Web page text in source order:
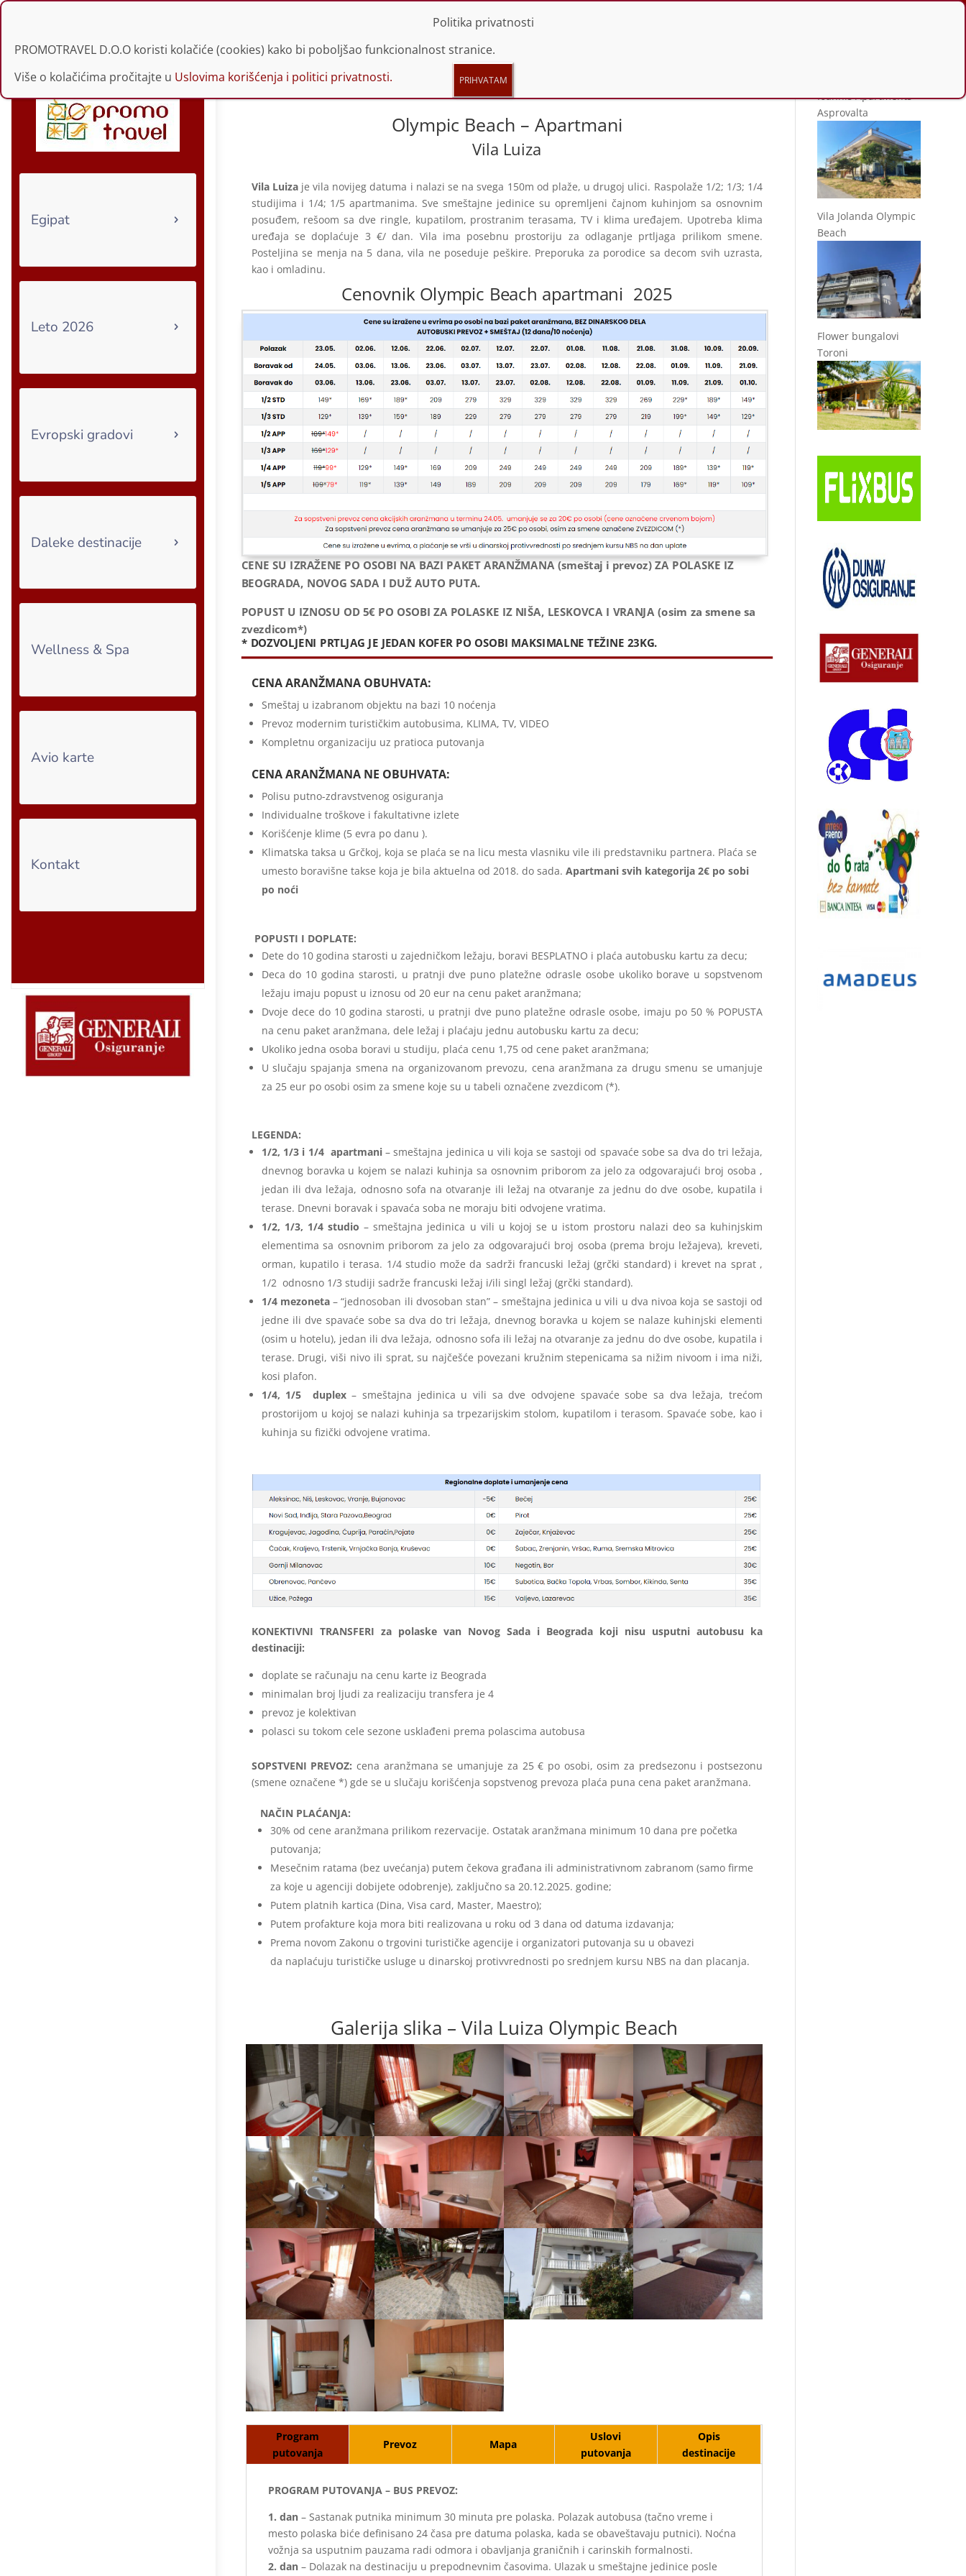
Egipat
Leto 2026
Evropski gradovi
Daleke destinacije
Wellness & Spa
Avio karte
Kontakt
Olympic Beach – Apartmani
Vila Luiza
Vila Luizaje vila novijeg datuma i nalazi se na svega 150m od plaže, u drugoj ulici. Raspolaže 1/2; 1/3; 1/4
studijima i 1/4; 1/5 apartmanima. Sve smeštajne jedinice su opremljeni čajnom kuhinjom sa osnovnim
posuđem, rešoom sa dve ringle, kupatilom, prostranim terasama, TV i klima uređajem. Upotreba klima
uređaja se doplaćuje 3 €/ dan. Vila ima posebnu prostoriju za odlaganje prtljaga prilikom smene.
Posteljina se menja na 5 dana, vila ne poseduje peškire. Preporuka za porodice sa decom svih uzrasta,
kao i omladinu.
Cenovnik Olympic Beach apartmani 2025
CENE SU IZRAŽENE PO OSOBI NA BAZI PAKET ARANŽMANA (smeštaj i prevoz) ZA POLASKE IZ
BEOGRADA, NOVOG SADA I DUŽ AUTO PUTA.
POPUST U IZNOSU OD5€ PO OSOBI ZA POLASKE IZ NIŠA, LESKOVCA I VRANJA (osim za smene sa
zvezdicom*)
* DOZVOLJENI PRTLJAG JE JEDAN KOFER PO OSOBI MAKSIMALNE TEŽINE 23KG.
CENA ARANŽMANA OBUHVATA:
Smeštaj u izabranom objektu na bazi 10 noćenja
Prevoz modernim turističkim autobusima, KLIMA, TV, VIDEO
Kompletnu organizaciju uz pratioca putovanja
CENA ARANŽMANA NE OBUHVATA:
Polisu putno-zdravstvenog osiguranja
Individualne troškove i fakultativne izlete
Korišćenje klime (5 evra po danu ).
Klimatska taksa u Grčkoj, koja se plaća se na licu mesta vlasniku vile ili predstavniku partnera. Plaća se
umesto boravišne takse koja je bila aktuelna od 2018. do sada. Apartmani svih kategorija 2€ po sobi
po noći
POPUSTI I DOPLATE:
Dete do 10 godina starosti u zajedničkom ležaju, boravi BESPLATNO i plaća autobusku kartu za decu;
Deca do 10 godina starosti, u pratnji dve puno platežne odrasle osobe ukoliko borave u sopstvenom
ležaju imaju popust u iznosu od 20 eur na cenu paket aranžmana;
Dvoje dece do 10 godina starosti, u pratnji dve puno platežne odrasle osobe, imaju po 50 % POPUSTA
na cenu paket aranžmana, dele ležaj i plaćaju jednu autobusku kartu za decu;
Ukoliko jedna osoba boravi u studiju, plaća cenu 1,75 od cene paket aranžmana;
U slučaju spajanja smena na organizovanom prevozu, cena aranžmana za drugu smenu se umanjuje
za 25 eur po osobi osim za smene koje su u tabeli označene zvezdicom (*).
LEGENDA:
1/2, 1/3 i 1/4 apartmani– smeštajna jedinica u vili koja se sastoji od spavaće sobe sa dva do tri ležaja,
dnevnog boravka u kojem se nalazi kuhinja sa osnovnim priborom za jelo za odgovarajući broj osoba ,
jedan ili dva ležaja, odnosno sofa na otvaranje ili ležaj na otvaranje za jednu do dve osobe, kupatila i
terase. Dnevni boravak i spavaća soba ne moraju biti odvojene vratima.
1/2, 1/3, 1/4 studio – smeštajna jedinica u vili u kojoj se u istom prostoru nalazi deo sa kuhinjskim
elementima sa osnovnim priborom za jelo za odgovarajući broj osoba (prema broju ležajeva), kreveti,
orman, kupatilo i terasa. 1/4 studio može da sadrži francuski ležaj (grčki standard) i krevet na sprat ,
1/2 odnosno 1/3 studiji sadrže francuski ležaj i/ili singl ležaj (grčki standard).
1/4 mezoneta– “jednosoban ili dvosoban stan” – smeštajna jedinica u vili u dva nivoa koja se sastoji od
jedne ili dve spavaće sobe sa dva do tri ležaja, dnevnog boravka u kojem se nalaze kuhinjski elementi
(osim u hotelu), jedan ili dva ležaja, odnosno sofa ili ležaj na otvaranje za jednu do dve osobe, kupatila i
terase. Drugi, viši nivo ili sprat, su najčešće povezani kružnim stepenicama sa nižim nivoom i ima niži,
kosi plafon.
1/4, 1/5 duplex– smeštajna jedinica u vili sa dve odvojene spavaće sobe sa dva ležaja, trećom
prostorijom u kojoj se nalazi kuhinja sa trpezarijskim stolom, kupatilom i terasom. Spavaće sobe, kao i
kuhinja su fizički odvojene vratima.
KONEKTIVNI TRANSFERI za polaske van Novog Sada i Beograda koji nisu usputni autobusu ka
destinaciji:
doplate se računaju na cenu karte iz Beograda
minimalan broj ljudi za realizaciju transfera je 4
prevoz je kolektivan
polasci su tokom cele sezone usklađeni prema polascima autobusa
SOPSTVENI PREVOZ: cena aranžmana se umanjuje za 25 € po osobi, osim za predsezonu i postsezonu
(smene označene *) gde se u slučaju korišćenja sopstvenog prevoza plaća puna cena paket aranžmana.
NAČIN PLAĆANJA:
30% od cene aranžmana prilikom rezervacije. Ostatak aranžmana minimum 10 dana pre početka
putovanja;
Mesečnim ratama (bez uvećanja) putem čekova građana ili administrativnom zabranom (samo firme
za koje u agenciji dobijete odobrenje), zaključno sa 20.12.2025. godine;
Putem platnih kartica (Dina, Visa card, Master, Maestro);
Putem profakture koja mora biti realizovana u roku od 3 dana od datuma izdavanja;
Prema novom Zakonu o trgovini turističke agencije i organizatori putovanja su u obavezi
da naplaćuju turističke usluge u dinarskoj protivvrednosti po srednjem kursu NBS na dan placanja.
Galerija slika – Vila Luiza Olympic Beach
Program
putovanja
Prevoz Mapa
Uslovi
putovanja
Opis
destinacije
PROGRAM PUTOVANJA – BUS PREVOZ:
1. dan– Sastanak putnika minimum 30 minuta pre polaska. Polazak autobusa (tačno vreme i
mesto polaska biće definisano 24 časa pre datuma polaska, kada se obaveštavaju putnici). Noćna
vožnja sa usputnim pauzama radi odmora i obavljanja graničnih i carinskih formalnosti.
2. dan– Dolazak na destinaciju u prepodnevnim časovima. Ulazak u smeštajne jedinice posle
Ioannis Apartments
Asprovalta
Vila Jolanda Olympic
Beach
Flower bungalovi
Toroni
Politika privatnosti
PROMOTRAVEL D.O.O koristi kolačiće (cookies) kako bi poboljšao funkcionalnost stranice.
Više o kolačićima pročitajte u Uslovima korišćenja i politici privatnosti.